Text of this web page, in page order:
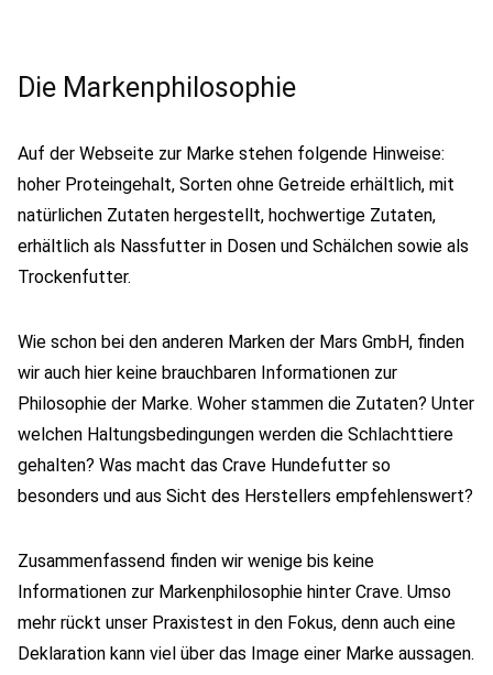
Die Markenphilosophie
Auf der Webseite zur Marke stehen folgende Hinweise:
hoher Proteingehalt, Sorten ohne Getreide erhältlich, mit
natürlichen Zutaten hergestellt, hochwertige Zutaten,
erhältlich als Nassfutter in Dosen und Schälchen sowie als
Trockenfutter.
Wie schon bei den anderen Marken der Mars GmbH, finden
wir auch hier keine brauchbaren Informationen zur
Philosophie der Marke. Woher stammen die Zutaten? Unter
welchen Haltungsbedingungen werden die Schlachttiere
gehalten? Was macht das Crave Hundefutter so
besonders und aus Sicht des Herstellers empfehlenswert?
Zusammenfassend finden wir wenige bis keine
Informationen zur Markenphilosophie hinter Crave. Umso
mehr rückt unser Praxistest in den Fokus, denn auch eine
Deklaration kann viel über das Image einer Marke aussagen.